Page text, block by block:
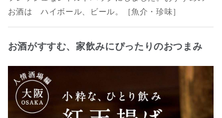
お酒は ハイボール、ビール。［魚介・珍味］
お酒がすすむ、家飲みにぴったりのおつまみ